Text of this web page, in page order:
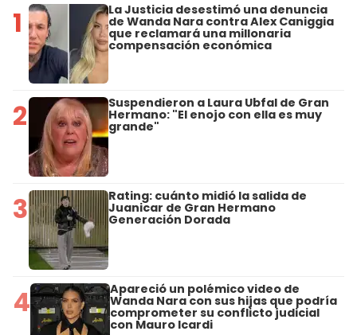
1 La Justicia desestimó una denuncia
de Wanda Nara contra Alex Caniggia
que reclamará una millonaria
compensación económica
2 Suspendieron a Laura Ubfal de Gran
Hermano: "El enojo con ella es muy
grande"
3 Rating: cuánto midió la salida de
Juanicar de Gran Hermano
Generación Dorada
4 Apareció un polémico video de
Wanda Nara con sus hijas que podría
comprometer su conflicto judicial
con Mauro Icardi